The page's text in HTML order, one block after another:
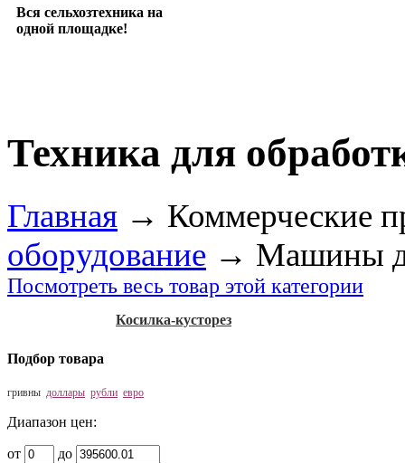
Вся сельхозтехника на
одной площадке!
Техника для
Главная → Коммерческие
оборудование → Машины
Посмотреть весь товар этой категории
Косилка-кусторез
Подбор товара
гривны доллары рубли евро
Диапазон цен:
от
до